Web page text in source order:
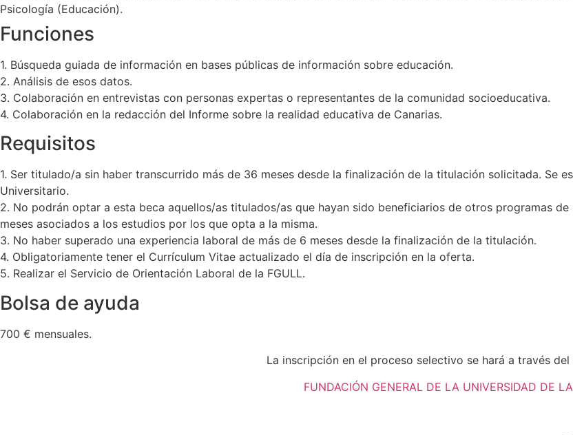
Psicología (Educación).
Funciones
1. Búsqueda guiada de información en bases públicas de información sobre educación.
2. Análisis de esos datos.
3. Colaboración en entrevistas con personas expertas o representantes de la comunidad socioeducativa.
4. Colaboración en la redacción del Informe sobre la realidad educativa de Canarias.
Requisitos
1. Ser titulado/a sin haber transcurrido más de 36 meses desde la finalización de la titulación solicitada. Se
Universitario.
2. No podrán optar a esta beca aquellos/as titulados/as que hayan sido beneficiarios de otros programas
meses asociados a los estudios por los que opta a la misma.
3. No haber superado una experiencia laboral de más de 6 meses desde la finalización de la titulación.
4. Obligatoriamente tener el Currículum Vitae actualizado el día de inscripción en la oferta.
5. Realizar el Servicio de Orientación Laboral de la FGULL.
Bolsa de ayuda
700 € mensuales.
La inscripción en el proceso selectivo se hará a través del
FUNDACIÓN GENERAL DE LA UNIVERSIDAD DE